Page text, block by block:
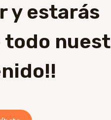
y estarás